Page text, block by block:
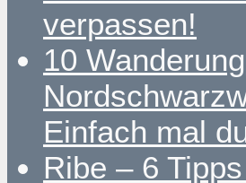
verpassen!
10
Einfach mal
Ribe – 6